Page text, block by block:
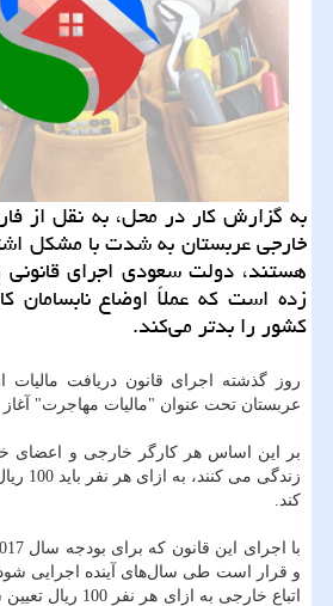
به گزارش كار در محل، به نقل از
خارجی عربستان به شدت با مشكل
هستند، دولت سعودی اجرای
زده است كه عملاً اوضاع نابسامان
كشور را بدتر می‌كند.
روز گذشته اجرای قانون دریافت مالیات
عربستان تحت عنوان "مالیات مهاجرت" آغاز
بر این اساس هر كارگر خارجی و اعضای
زندگی
كند.
و قرار است طی سال‌های آینده اجرایی
اتباع خارجی به